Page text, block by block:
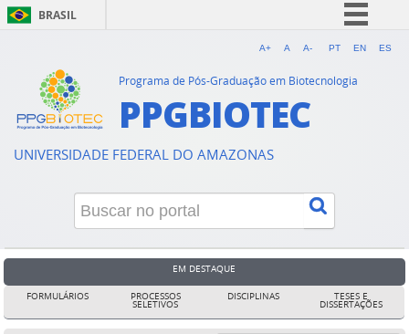
BRASIL
Simplifique!
Comunica BR
Participe
Acesso à informação
Legislação
Canais
A+ A A- PT EN ES
Programa de Pós-Graduação em Biotecnologia
PPGBIOTEC
UNIVERSIDADE FEDERAL DO AMAZONAS
EM DESTAQUE
FORMULÁRIOS PROCESSOS
SELETIVOS
DISCIPLINAS TESES E
DISSERTAÇÕES